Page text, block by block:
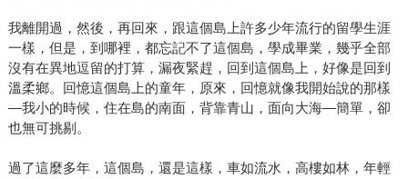
我離開過，然後，再回來，跟這個島上許多少年流行的留學生涯
一樣，但是，到哪裡，都忘記不了這個島，學成畢業，幾乎全部
沒有在異地逗留的打算，漏夜緊趕，回到這個島上，好像是回到
溫柔鄉。回憶這個島上的童年，原來，回憶就像我開始說的那樣
—我小的時候，住在島的南面，背靠青山，面向大海—簡單，卻
也無可挑剔。
過了這麼多年，這個島，還是這樣，車如流水，高樓如林，年輕